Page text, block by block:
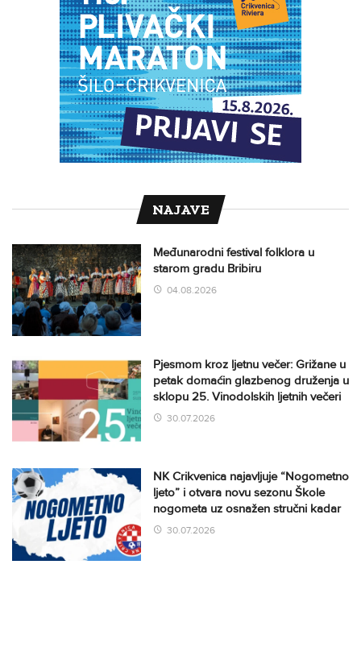
NAJAVE
Međunarodni festival folklora u
starom gradu Bribiru
04.08.2026
Pjesmom kroz ljetnu večer: Grižane u
petak domaćin glazbenog druženja u
sklopu 25. Vinodolskih ljetnih večeri
30.07.2026
NK Crikvenica najavljuje “Nogometno
ljeto” i otvara novu sezonu Škole
nogometa uz osnažen stručni kadar
30.07.2026